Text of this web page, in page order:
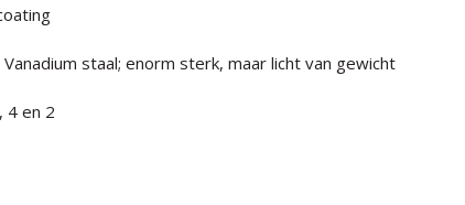
staal; enorm sterk, maar licht van gewicht
4 en 2